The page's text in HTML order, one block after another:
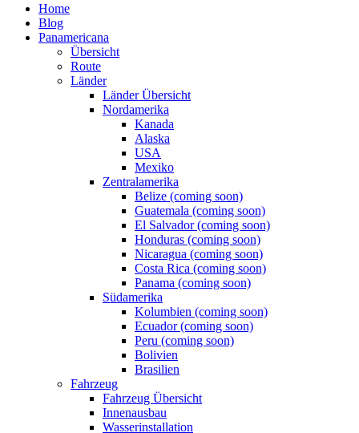
Home
Blog
Panamericana
Übersicht
Route
Länder
Länder Übersicht
Nordamerika
Kanada
Alaska
USA
Mexiko
Zentralamerika
Belize (coming soon)
Guatemala (coming soon)
El Salvador (coming soon)
Honduras (coming soon)
Nicaragua (coming soon)
Costa Rica (coming soon)
Panama (coming soon)
Südamerika
Kolumbien (coming soon)
Ecuador (coming soon)
Peru (coming soon)
Bolivien
Brasilien
Fahrzeug
Fahrzeug Übersicht
Innenausbau
Wasserinstallation